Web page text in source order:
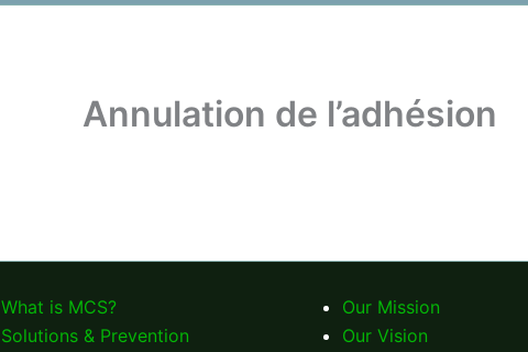
Annulation de l’adhésion
What is MCS?
Solutions & Prevention
Our Mission
Our Vision